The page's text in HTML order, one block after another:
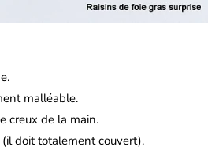
malléable.
creux de la main.
doit totalement couvert).